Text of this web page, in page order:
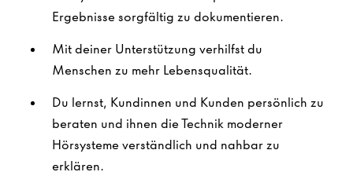
Ergebnisse sorgfältig zu dokumentieren.
Mit deiner Unterstützung verhilfst du
Menschen zu mehr Lebensqualität.
Du lernst, Kundinnen und Kunden persönlich zu
beraten und ihnen die Technik moderner
Hörsysteme verständlich und nahbar zu
erklären.